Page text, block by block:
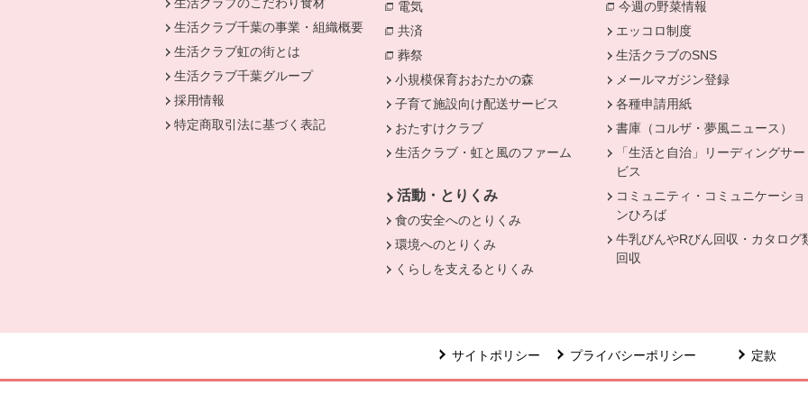
生活クラブ千葉の事業・組織概要
生活クラブ虹の街とは
生活クラブ千葉グループ
採用情報
特定商取引法に基づく表記
電気
共済
葬祭
小規模保育おおたかの森
子育て施設向け配送サービス
おたすけクラブ
生活クラブ・虹と風のファーム
活動・とりくみ
食の安全へのとりくみ
環境へのとりくみ
くらしを支えるとりくみ
今週の野菜情報 別のウィンドウ
エッコロ制度
生活クラブのSNS
メールマガジン登録
各種申請用紙
書庫（コルザ・夢風ニュース）
「生活と自治」リーディングサー
ビス
コミュニティ・コミュニケーショ
ンひろば
牛乳びんやRびん回収・カタログ
回収
サイトポリシー プライバシーポリシー 定款